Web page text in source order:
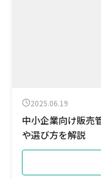
2025.06.19
中小企業向け販売
や選び方を解説